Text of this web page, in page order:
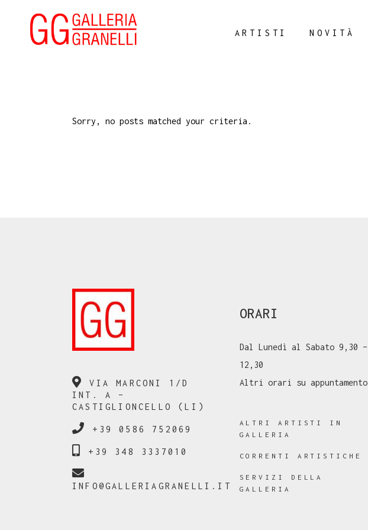
ARTISTI NOVITÀ
Sorry, no posts matched your criteria.
VIA MARCONI 1/D
INT. A –
CASTIGLIONCELLO (LI)
+39 0586 752069
+39 348 3337010
INFO@GALLERIAGRANELLI.IT
ORARI
Dal Lunedì al Sabato 9,30 –
12,30
Altri orari su appuntamento
ALTRI ARTISTI IN
GALLERIA
CORRENTI ARTISTICHE
SERVIZI DELLA
GALLERIA